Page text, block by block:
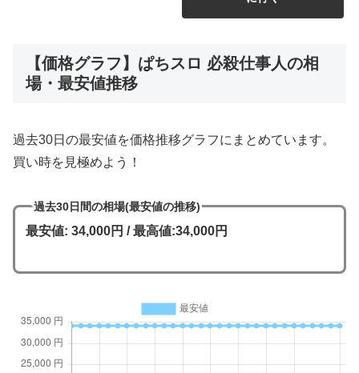
【価格グラフ】ぱちスロ 必殺仕事人の相
場・最安値推移
過去30日の最安値を価格推移グラフにまとめています。
買い時を見極めよう！
過去30日間の相場(最安値の推移)
最安値: 34,000円 / 最高値:34,000円